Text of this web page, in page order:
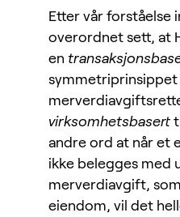
Etter vår
overordnet sett, at
en
symmetriprinsippet
virksomhetsbasert
andre ord at når et
ikke belegges med
merverdiavgift,
eiendom, vil det